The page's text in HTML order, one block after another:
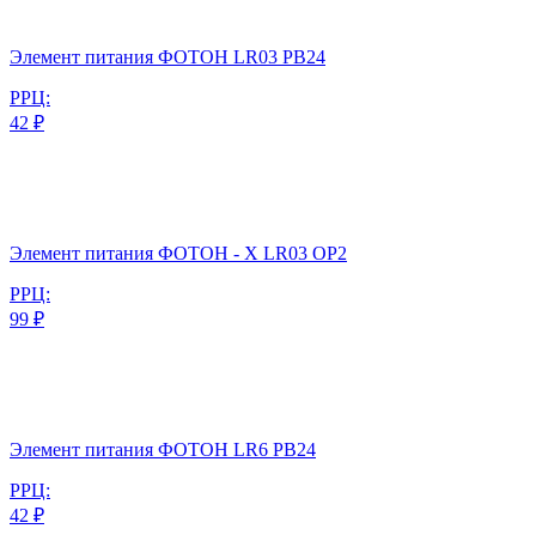
Элемент питания ФОТОН LR03 PB24
РРЦ:
42 ₽
Элемент питания ФОТОН - Х LR03 OP2
РРЦ:
99 ₽
Элемент питания ФОТОН LR6 PB24
РРЦ:
42 ₽